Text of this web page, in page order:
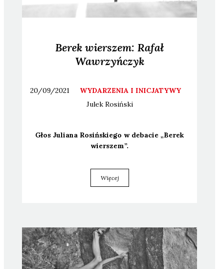
Berek wierszem: Rafał
Wawrzyńczyk
20/09/2021
WYDARZENIA I INICJATYWY
Julek Rosiński
Głos Julia­na Rosiń­skie­go w deba­cie „Berek
wier­szem”.
Więcej